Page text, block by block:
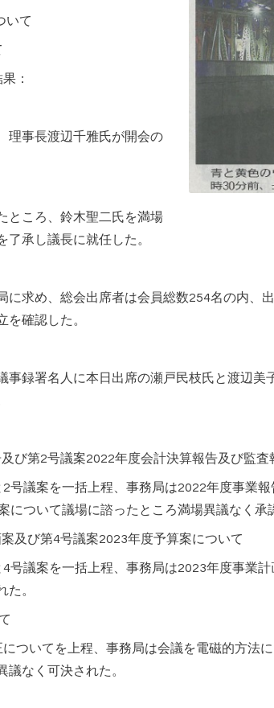
いて
：
理事長渡辺千雅氏が開会の
ところ、鈴木聖二氏を満場
承し議長に就任した。
に求め、総会出席者は会員総数254名の内、
を確認した。
録署名人に本日出席の瀬戸民枝氏と渡辺美
第2号議案2022年度会計決算報告及び監
案を一括上程、事務局は2022年度事業報
について議場に諮ったところ満場異議なく承
び第4号議案2023年度予算案について
案を一括上程、事務局は2023年度事業計
た。
てを上程、事務局は会議を電磁的方法に
議なく可決された。